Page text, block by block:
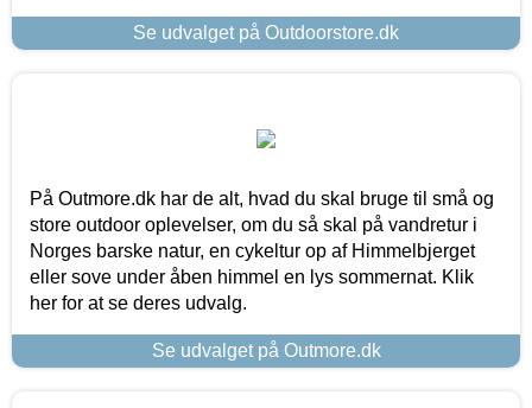
Se udvalget på Outdoorstore.dk
På Outmore.dk har de alt, hvad du skal bruge til små og
store outdoor oplevelser, om du så skal på vandretur i
Norges barske natur, en cykeltur op af Himmelbjerget
eller sove under åben himmel en lys sommernat. Klik
her for at se deres udvalg.
Se udvalget på Outmore.dk